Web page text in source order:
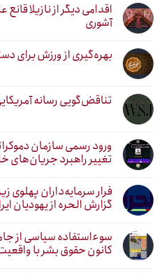
اقدامی دیگر از نازیلا
آشوری
بهره‌گیری از ورزش برای
تناقض‌گویی رسانه
ورود رسمی سازمان
تغییر راهبرد جریان‌های
فرار سرمایه‌داران پهلوی
گزارش الحره از یهودیان
سوءاستفاده سیاسی از
کانون حقوق بشر با